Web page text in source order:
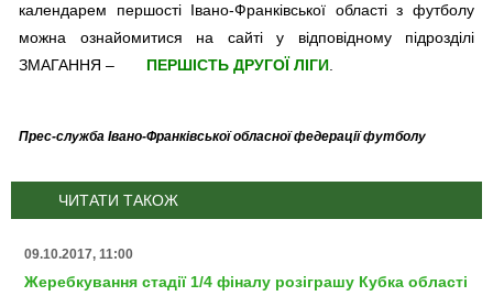
календарем першості Івано-Франківської області з футболу
можна ознайомитися на сайті у відповідному підрозділі
ЗМАГАННЯ –
ПЕРШІСТЬ ДРУГОЇ ЛІГИ.
Прес-служба Івано-Франківської обласної федерації футболу
ЧИТАТИ ТАКОЖ
09.10.2017, 11:00
Жеребкування стадії 1/4 фіналу розіграшу Кубка області